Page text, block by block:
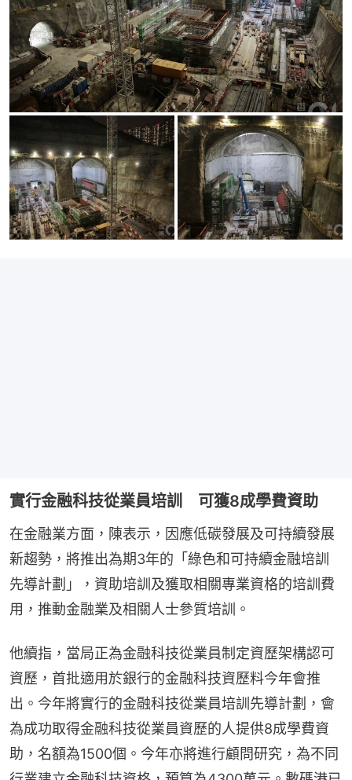
實行金融科技從業員培訓 可獲8成學費資助
在金融業方面，陳表示，因應低碳發展及可持續發展
新趨勢，將推出為期3年的「綠色和可持續金融培訓
先導計劃」，資助培訓及獲取相關專業資格的培訓費
用，推動金融業及相關人士參質培訓。
他續指，當局正為金融科技從業員制定資歷架構認可
資歷，首批適用於銀行的金融科技資歷料今年會推
出。今年將實行的金融科技從業員培訓先導計劃，會
為成功取得金融科技從業員資歷的人提供8成學費資
助，名額為1500個。今年亦將進行顧問研究，為不同